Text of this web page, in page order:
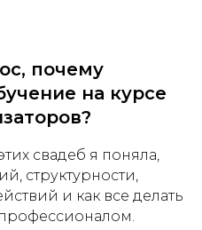
почему
на курсе
свадеб я поняла,
структурности,
и как все делать